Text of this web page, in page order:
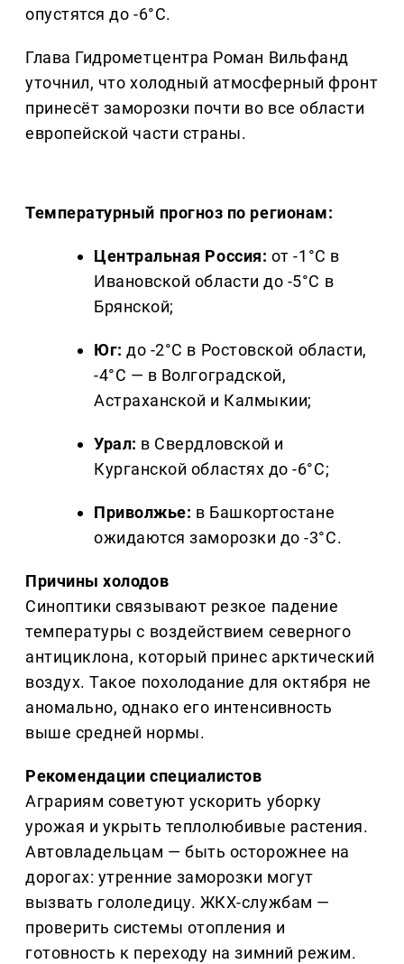
опустятся до -6°C.
Глава Гидрометцентра Роман Вильфанд
уточнил, что холодный атмосферный фронт
принесёт заморозки почти во все области
европейской части страны.
Температурный прогноз по регионам:
Центральная Россия: от -1°C в
Ивановской области до -5°C в
Брянской;
Юг: до -2°C в Ростовской области,
-4°C — в Волгоградской,
Астраханской и Калмыкии;
Урал: в Свердловской и
Курганской областях до -6°C;
Приволжье: в Башкортостане
ожидаются заморозки до -3°C.
Причины холодов
Синоптики связывают резкое падение
температуры с воздействием северного
антициклона, который принес арктический
воздух. Такое похолодание для октября не
аномально, однако его интенсивность
выше средней нормы.
Рекомендации специалистов
Аграриям советуют ускорить уборку
урожая и укрыть теплолюбивые растения.
Автовладельцам — быть осторожнее на
дорогах: утренние заморозки могут
вызвать гололедицу. ЖКХ-службам —
проверить системы отопления и
готовность к переходу на зимний режим.